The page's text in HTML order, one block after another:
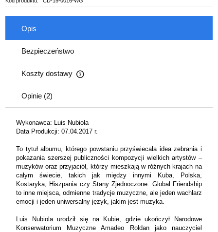
Opis
Bezpieczeństwo
Koszty dostawy
Cena nie zawiera ewentualnych kosztów płatności
Opinie (2)
Wykonawca: Luis Nubiola
Data Produkcji: 07.04.2017 r.
To tytuł albumu, którego powstaniu przyświecała idea zebrania i
pokazania szerszej publiczności kompozycji wielkich artystów –
muzyków oraz przyjaciół, którzy mieszkają w różnych krajach na
całym świecie, takich jak między innymi Kuba, Polska,
Kostaryka, Hiszpania czy Stany Zjednoczone. Global Friendship
to inne miejsca, odmienne tradycje muzyczne, ale jeden wachlarz
emocji i jeden uniwersalny język, jakim jest muzyka.
Luis Nubiola urodził się na Kubie, gdzie ukończył Narodowe
Konserwatorium Muzyczne Amadeo Roldan jako nauczyciel